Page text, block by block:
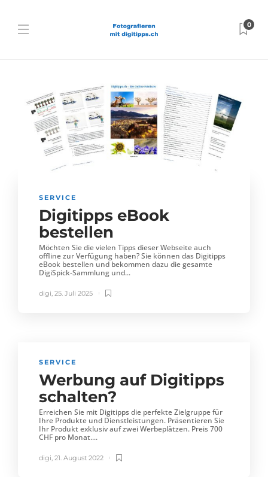
0
SERVICE
Digitipps eBook
bestellen
Möchten Sie die vielen Tipps dieser Webseite auch
offline zur Verfügung haben? Sie können das Digitipps
eBook bestellen und bekommen dazu die gesamte
DigiSpick-Sammlung und...
digi 25. Juli 2025
SERVICE
Werbung auf Digitipps
schalten?
Erreichen Sie mit Digitipps die perfekte Zielgruppe für
Ihre Produkte und Dienstleistungen. Präsentieren Sie
Ihr Produkt exklusiv auf zwei Werbeplätzen. Preis 700
CHF pro Monat....
digi, 21. August 2022